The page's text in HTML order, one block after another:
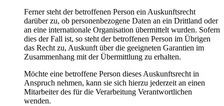
Ferner steht der betroffenen Person ein Auskunftsrecht
darüber zu, ob personenbezogene Daten an ein Drittland oder
an eine internationale Organisation übermittelt wurden. Sofern
dies der Fall ist, so steht der betroffenen Person im Übrigen
das Recht zu, Auskunft über die geeigneten Garantien im
Zusammenhang mit der Übermittlung zu erhalten.
Möchte eine betroffene Person dieses Auskunftsrecht in
Anspruch nehmen, kann sie sich hierzu jederzeit an einen
Mitarbeiter des für die Verarbeitung Verantwortlichen
wenden.